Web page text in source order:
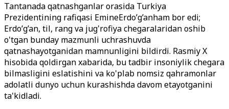
Tantanada qatnashganlar orasida Turkiya
Prezidentining rafiqasi EmineErdo’g’anham bor edi;
Erdo’g’an, til, rang va jug'rofiya chegaralaridan oshib
o'tgan bunday mazmunli uchrashuvda
qatnashayotganidan mamnunligini bildirdi. Rasmiy X
hisobida qoldirgan xabarida, bu tadbir insoniylik chegara
bilmasligini eslatishini va ko'plab nomsiz qahramonlar
adolatli dunyo uchun kurashishda davom etayotganini
ta'kidladi.